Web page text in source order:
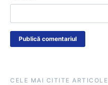
CELE MAI CITITE ARTICOLE